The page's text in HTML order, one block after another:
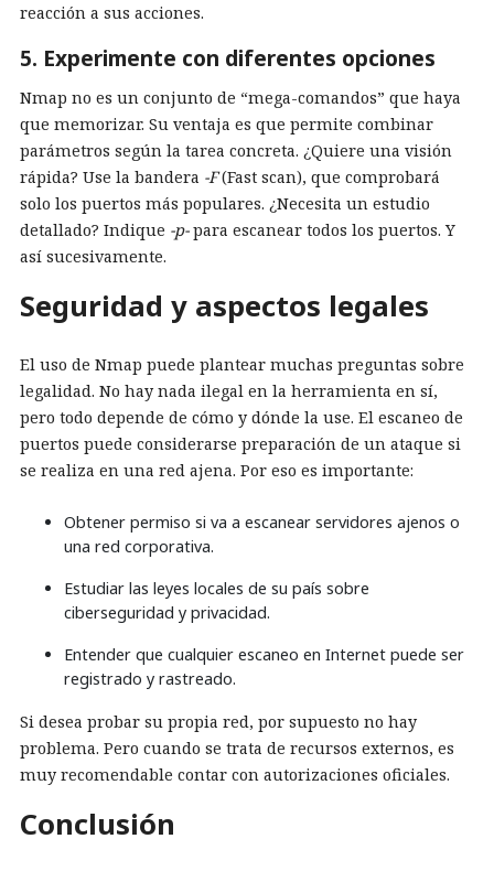
reacción a sus acciones.
5. Experimente con diferentes opciones
Nmap no es un conjunto de “mega-comandos” que haya
que memorizar. Su ventaja es que permite combinar
parámetros según la tarea concreta. ¿Quiere una visión
rápida? Use la bandera -F(Fast scan), que comprobará
solo los puertos más populares. ¿Necesita un estudio
detallado? Indique -p-para escanear todos los puertos. Y
así sucesivamente.
Seguridad y aspectos legales
El uso de Nmap puede plantear muchas preguntas sobre
legalidad. No hay nada ilegal en la herramienta en sí,
pero todo depende de cómo y dónde la use. El escaneo de
puertos puede considerarse preparación de un ataque si
se realiza en una red ajena. Por eso es importante:
Obtener permiso si va a escanear servidores ajenos o
una red corporativa.
Estudiar las leyes locales de su país sobre
ciberseguridad y privacidad.
Entender que cualquier escaneo en Internet puede ser
registrado y rastreado.
Si desea probar su propia red, por supuesto no hay
problema. Pero cuando se trata de recursos externos, es
muy recomendable contar con autorizaciones oficiales.
Conclusión